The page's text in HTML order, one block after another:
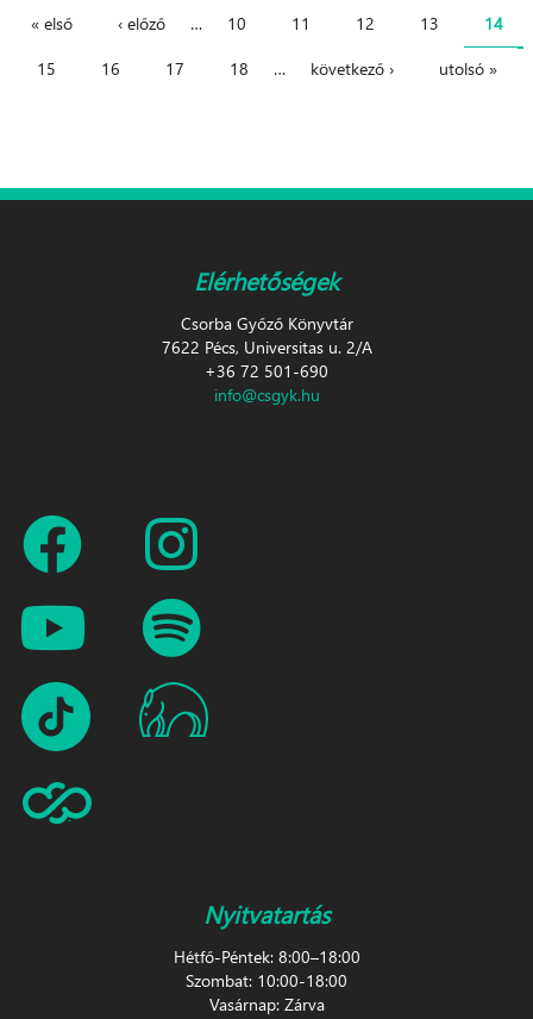
« első ‹ előző … 10 11 12 13
14
15
16 17 18 … következő › utolsó »
Elérhetőségek
Csorba Győző Könyvtár
7622 Pécs, Universitas u. 2/A
+36 72 501-690
info@csgyk.hu
Nyitvatartás
Hétfő-Péntek: 8:00–18:00
Szombat: 10:00-18:00
Vasárnap: Zárva